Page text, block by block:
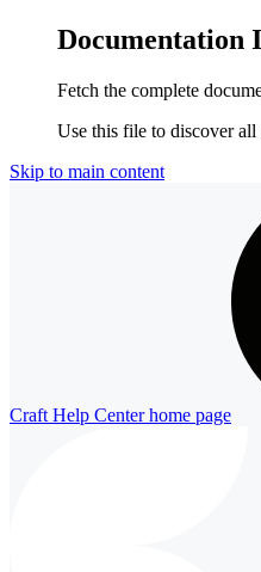
Documentation
Fetch the complete
Use this file to discover
Skip to main content
Craft Help Centerhome page